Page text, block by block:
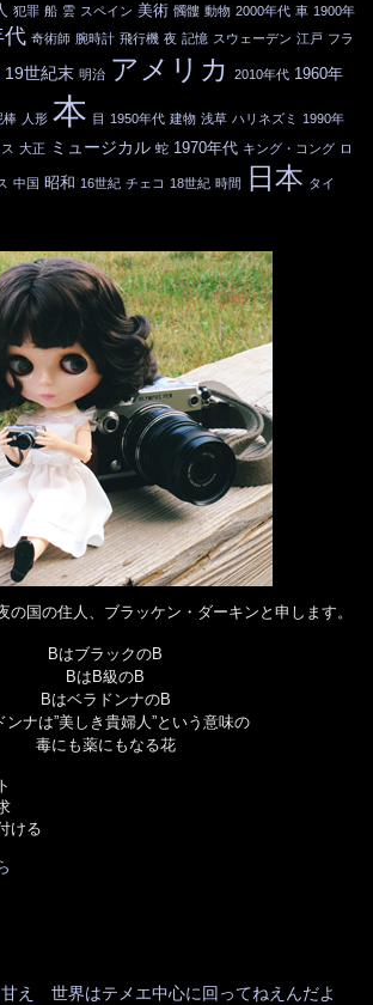
犯罪 船 雲 スペイン 美術 髑髏 動物 2000年代 車 1900年
代 奇術師 腕時計 飛行機 夜 記憶 スウェーデン 江戸 フラ
19世紀末 明治 アメリカ 2010年代 1960年
棒 人形 本 目 1950年代 建物 浅草 ハリネズミ 1990年
大正 ミュージカル 蛇 1970年代 キング・コング ロ
中国 昭和 16世紀 チェコ 18世紀 時間 日本 タイ
の国の住人、ブラッケン・ダーキンと申します。
BはブラックのB
BはB級のB
BはベラドンナのB
ンナは”美しき貴婦人”という意味の
毒にも薬にもなる花
ける
甘え 世界はテメエ中心に回ってねえんだよ